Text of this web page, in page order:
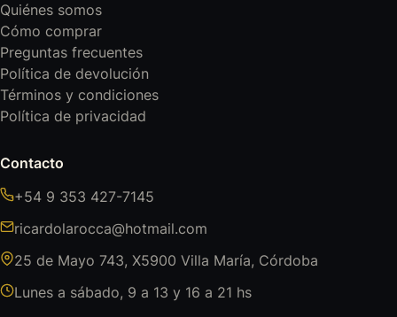
Quiénes somos
Cómo comprar
Preguntas frecuentes
Política de devolución
Términos y condiciones
Política de privacidad
Contacto
+54 9 353 427-7145
ricardolarocca@hotmail.com
25 de Mayo 743, X5900 Villa María, Córdoba
Lunes a sábado, 9 a 13 y 16 a 21 hs